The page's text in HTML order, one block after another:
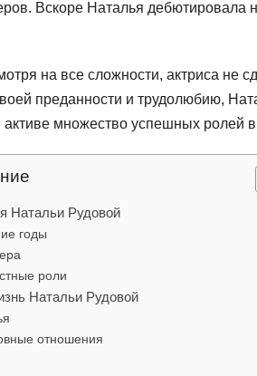
Вскоре Наталья дебютировала
на все сложности, актриса не
преданности и трудолюбию,
множество успешных ролей в
Натальи Рудовой
годы
роли
Натальи Рудовой
отношения